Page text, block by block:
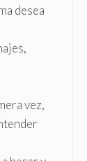
desea
vez,